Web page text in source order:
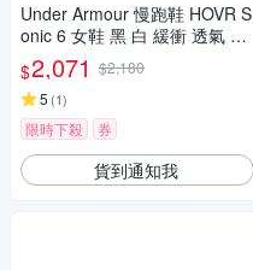
Under Armour 慢跑鞋 HOVR S
onic 6 女鞋 黑 白 緩衝 透氣 反
光 路跑 運動鞋 UA 302612800
3
$2,071 $2,180
5 (1)
限時下殺 券
貨到通知我